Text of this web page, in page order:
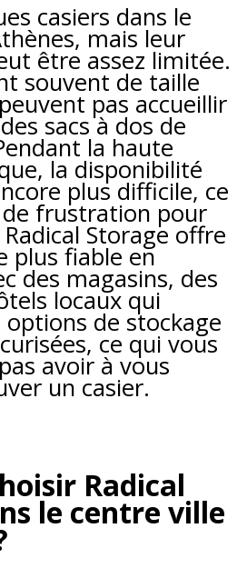
casiers dans le
mais leur
être assez limitée.
souvent de taille
pas accueillir
sacs à dos de
la haute
la disponibilité
plus difficile, ce
frustration pour
Storage offre
plus fiable en
des magasins, des
locaux qui
de stockage
ce qui vous
avoir à vous
un casier.
Radical
le centre ville